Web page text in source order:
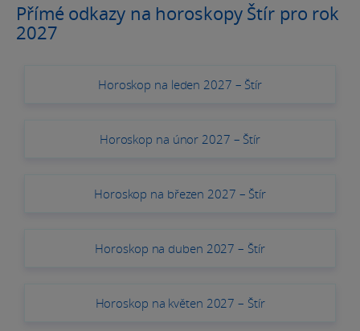
Přímé odkazy na horoskopy Štír pro rok
2027
Horoskop na leden 2027 – Štír
Horoskop na únor 2027 – Štír
Horoskop na březen 2027 – Štír
Horoskop na duben 2027 – Štír
Horoskop na květen 2027 – Štír